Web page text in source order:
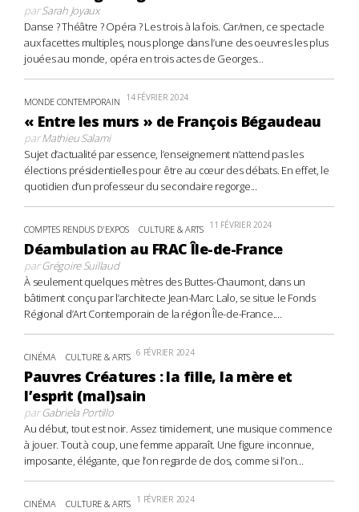
parSarah Joyaux
Danse ? Théâtre ? Opéra ? Les trois à la fois. Car/men, ce spectacle
aux facettes multiples, nous plonge dans l’une des oeuvres les plus
jouées au monde, opéra en trois actes de Georges...
MONDE CONTEMPORAIN 14 FÉVRIER 2024
« Entre les murs » de François Bégaudeau
parMathieu Salami
Sujet d’actualité par essence, l’enseignement n’attend pas les
élections présidentielles pour être au cœur des débats. En effet, le
quotidien d’un professeur du secondaire regorge...
COMPTES RENDUS D'EXPOS CULTURE & ARTS 11 FÉVRIER 2024
Déambulation au FRAC Île-de-France
parGrégoire Suillaud
À seulement quelques mètres des Buttes-Chaumont, dans un
bâtiment conçu par l’architecte Jean-Marc Lalo, se situe le Fonds
Régional d’Art Contemporain de la région Île-de-France....
CINÉMA CULTURE & ARTS 6 FÉVRIER 2024
Pauvres Créatures : la fille, la mère et
l’esprit (mal)sain
parGabriela Portillo
Au début, tout est noir. Assez timidement, une musique commence
à jouer. Tout à coup, une femme apparaît. Une figure inconnue,
imposante, élégante, que l’on regarde de dos, comme si l’on...
CINÉMA CULTURE & ARTS 1 FÉVRIER 2024